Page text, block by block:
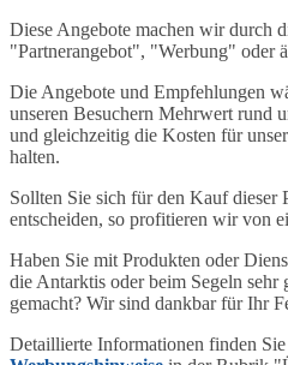
Diese Angebote machen wir durch
"Partnerangebot", "Werbung" oder
Die Angebote und Empfehlungen
unseren Besuchern Mehrwert rund
und gleichzeitig die Kosten für
halten.
Sollten Sie sich für den Kauf dieser
entscheiden, so profitieren wir von
Haben Sie mit Produkten oder
die Antarktis oder beim Segeln sehr
gemacht? Wir sind dankbar für Ihr
Detaillierte Informationen finden Sie